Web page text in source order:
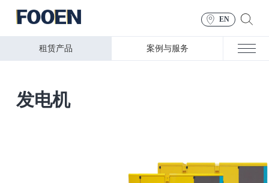
租赁产品 案例与服务
EN
发电机